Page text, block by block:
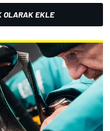
OLARAK EKLE